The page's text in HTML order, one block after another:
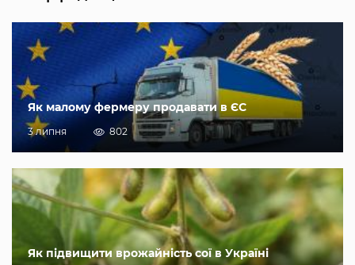
Як малому фермеру продавати в ЄС
3 липня 802
Як підвищити врожайність сої в Україні